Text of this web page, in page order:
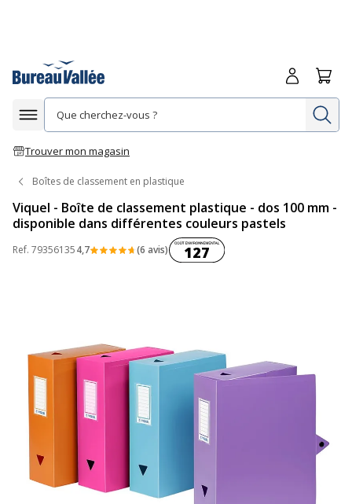
Afficher la navigation
Trouver mon magasin
Me
Boîtes de classement en plastique
Viquel - Boîte de classement plastique - dos 100 mm -
disponible dans différentes couleurs pastels
Ref. 793561354,7 (6 avis)Coût environnemental :
127